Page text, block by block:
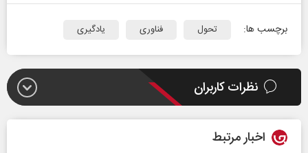
برچسب ها: تحول فناوری یادگیری
نظرات کاربران
اخبار مرتبط